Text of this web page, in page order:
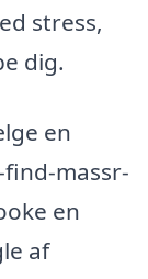
stress,
dig.
en
massr-
en
af